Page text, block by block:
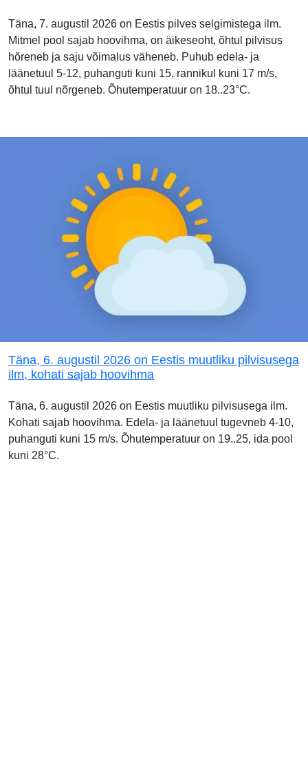
Täna, 7. augustil 2026 on Eestis pilves selgimistega ilm.
Mitmel pool sajab hoovihma, on äikeseoht, õhtul pilvisus
hõreneb ja saju võimalus väheneb. Puhub edela- ja
läänetuul 5-12, puhanguti kuni 15, rannikul kuni 17 m/s,
õhtul tuul nõrgeneb. Õhutemperatuur on 18..23°C.
Täna, 6. augustil 2026 on Eestis muutliku pilvisusega
ilm, kohati sajab hoovihma
Täna, 6. augustil 2026 on Eestis muutliku pilvisusega ilm.
Kohati sajab hoovihma. Edela- ja läänetuul tugevneb 4-10,
puhanguti kuni 15 m/s. Õhutemperatuur on 19..25, ida pool
kuni 28°C.